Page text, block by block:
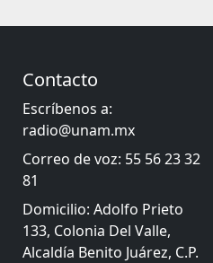
Contacto
Escríbenos a:
radio@unam.mx
Correo de voz: 55 56 23 32
81
Domicilio: Adolfo Prieto
133, Colonia Del Valle,
Alcaldía Benito Juárez, C.P.